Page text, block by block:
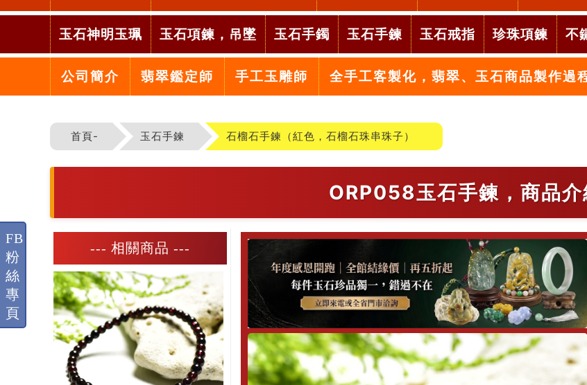
玉石神明玉珮 玉石項鍊，吊墜 玉石手鐲 玉石手鍊 玉石戒指 珍珠項鍊 不
公司簡介 翡翠鑑定師 手工玉雕師 全手工客製化，翡翠、玉石商品製作過
首頁- 玉石手鍊 石榴石手鍊（紅色，石榴石珠串珠子）
ORP058玉石手鍊，商品介
--- 相關商品 ---
FB
粉
絲
專
頁